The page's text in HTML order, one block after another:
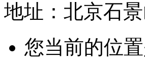
地址：北京石
您当前的位置